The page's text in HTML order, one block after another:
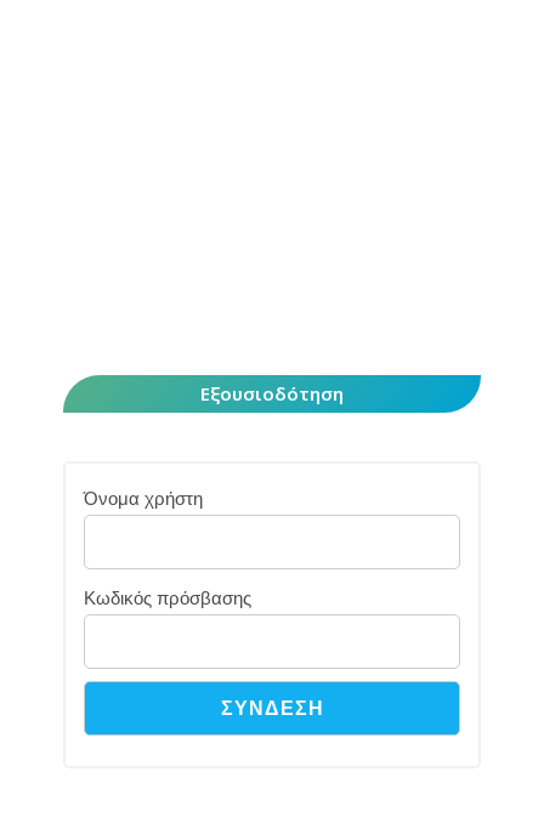
Εξουσιοδότηση
Όνομα χρήστη
Κωδικός πρόσβασης